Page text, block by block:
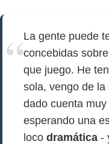
La gente puede
concebidas
que juego. He
sola, vengo de
dado cuenta
esperando una
loco dramática -